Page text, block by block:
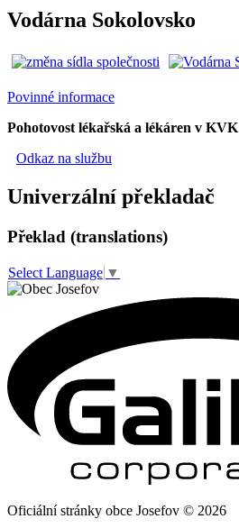
Vodárna Sokolovsko
Povinné informace
Pohotovost lékařská a lékáren v KVK
Odkaz na službu
Univerzální překladač
Překlad (translations)
Select Language ▼
Oficiální stránky obce Josefov © 2026